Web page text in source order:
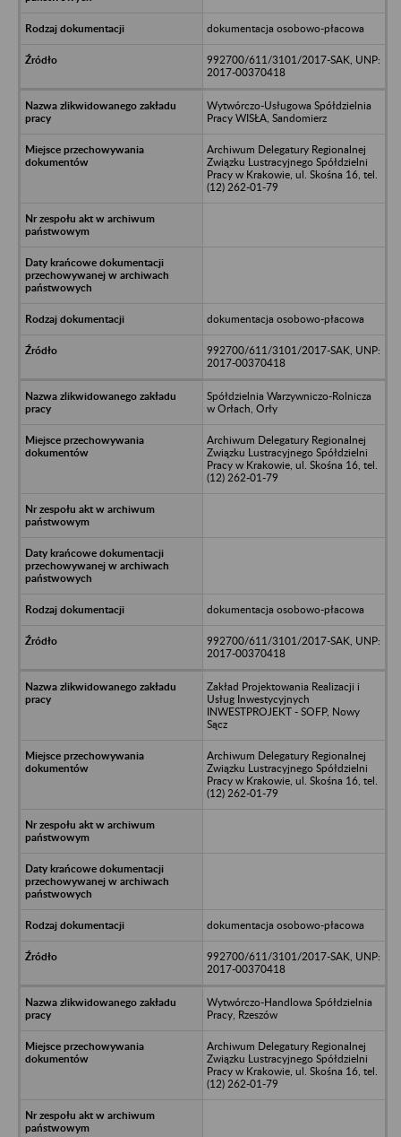
dokumentacja osobowo-płacowa
992700/611/3101/2017-SAK, UNP:
2017-00370418
Wytwórczo-Usługowa Spółdzielnia
Pracy WISŁA, Sandomierz
Archiwum Delegatury Regionalnej
Związku Lustracyjnego Spółdzielni
Pracy w Krakowie, ul. Skośna 16, tel.
(12) 262-01-79
dokumentacja osobowo-płacowa
992700/611/3101/2017-SAK, UNP:
2017-00370418
Spółdzielnia Warzywniczo-Rolnicza
w Orłach, Orły
Archiwum Delegatury Regionalnej
Związku Lustracyjnego Spółdzielni
Pracy w Krakowie, ul. Skośna 16, tel.
(12) 262-01-79
dokumentacja osobowo-płacowa
992700/611/3101/2017-SAK, UNP:
2017-00370418
Zakład Projektowania Realizacji i
Usług Inwestycyjnych
INWESTPROJEKT - SOFP, Nowy
Sącz
Archiwum Delegatury Regionalnej
Związku Lustracyjnego Spółdzielni
Pracy w Krakowie, ul. Skośna 16, tel.
(12) 262-01-79
dokumentacja osobowo-płacowa
992700/611/3101/2017-SAK, UNP:
2017-00370418
Wytwórczo-Handlowa Spółdzielnia
Pracy, Rzeszów
Archiwum Delegatury Regionalnej
Związku Lustracyjnego Spółdzielni
Pracy w Krakowie, ul. Skośna 16, tel.
(12) 262-01-79